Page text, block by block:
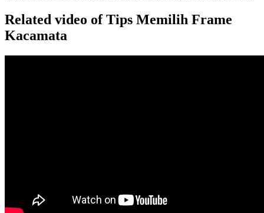
Related video of Tips Memilih Frame
Kacamata